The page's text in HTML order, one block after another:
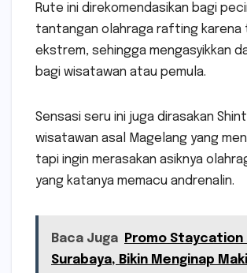
Rute ini direkomendasikan bagi
tantangan olahraga rafting karena
ekstrem, sehingga mengasyikkan
bagi wisatawan atau pemula.
Sensasi seru ini juga dirasakan
wisatawan asal Magelang yang
tapi ingin merasakan asiknya
yang katanya memacu andrenalin.
Baca Juga
Promo Staycation
Surabaya, Bikin Menginap